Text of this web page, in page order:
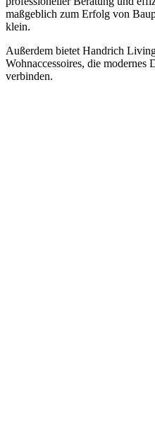
maßgeblich zum Erfolg von
klein.
Außerdem bietet Handrich
Wohnaccessoires, die modernes
verbinden.